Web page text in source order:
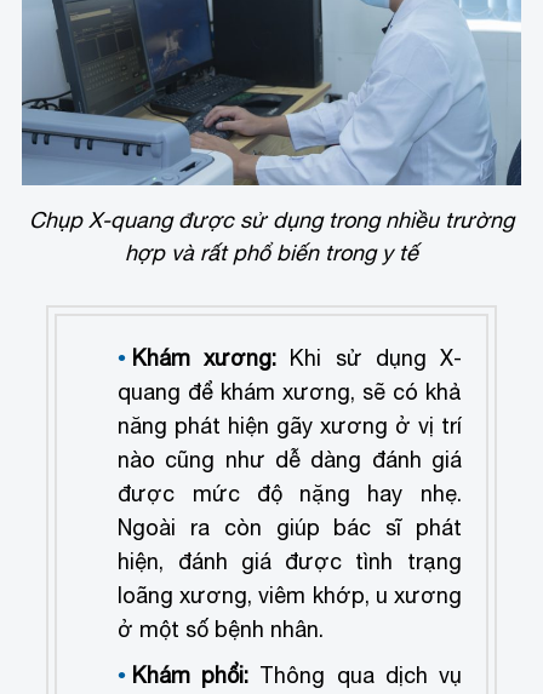
Chụp X-quang được sử dụng trong nhiều trường
hợp và rất phổ biến trong y tế
Khám xương: Khi sử dụng X-
quang để khám xương, sẽ có khả
năng phát hiện gãy xương ở vị trí
nào cũng như dễ dàng đánh giá
được mức độ nặng hay nhẹ.
Ngoài ra còn giúp bác sĩ phát
hiện, đánh giá được tình trạng
loãng xương, viêm khớp, u xương
ở một số bệnh nhân.
Khám phổi: Thông qua dịch vụ